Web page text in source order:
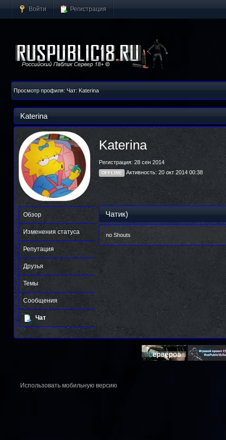
Войти Регистрация
Просмотр профиля: Чат: Katerina
Katerina
Обзор
Изменения статуса
Репутация
Друзья
Темы
Сообщения
Чат
Katerina
Регистрация: 28 сен 2014
OFFLINE Активность: 20 окт 2014 00:38
Чатик)
no Shouts
Использовать мобильную версию